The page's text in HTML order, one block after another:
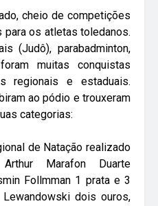
cheio de competições
os atletas toledanos.
(Judô), parabadminton,
muitas conquistas
regionais e estaduais.
ao pódio e trouxeram
categorias:
de Natação realizado
Marafon Duarte
Follmman 1 prata e 3
dois ouros,